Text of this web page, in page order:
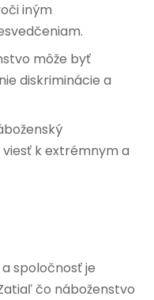
iným
môže byť
diskriminácie a
k extrémnym a
spoločnosť je
čo náboženstvo